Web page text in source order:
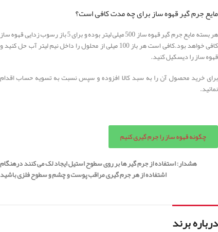
مایع جرم گیر قهوه ساز برای چه مدت کافی است؟
هر بسته مایع جرم گیر قهوه ساز 500 میلی لیتر بوده و برای 5 باز رسوب زدایی قهوه ساز
کافی خواهد بود.کافی است هر باز 100 میلی از محلول را داخل نیم لیتر آب حل کنید و
قهوه ساز را دیسکیل کنید.
برای خرید محصول آن را به سبد کالا افزوده و سپس نسبت به تسویه حساب اقدام
نمائید.
چگونه قهوه ساز را جرم گیری کنیم
هشدار: استفاده از جرم گیر ها بر روی سطوح استیل ایجاد لک می کنند درهنگام
اشتفاده از هر جرم گیری مراقب پوست و چشم و سطوح فلزی باشید
درباره برند